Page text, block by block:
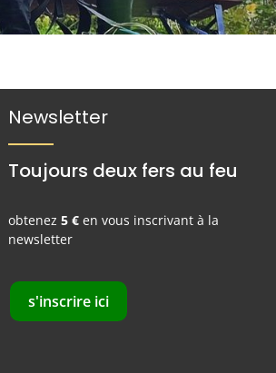
Newsletter
Toujours deux fers au feu
obtenez5 € en vous inscrivant à la
newsletter
s'inscrire ici